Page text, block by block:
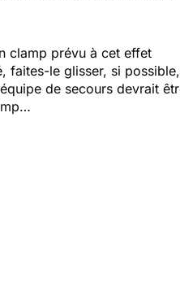
clamp prévu à cet effet
faites-le glisser, si
de secours devrait